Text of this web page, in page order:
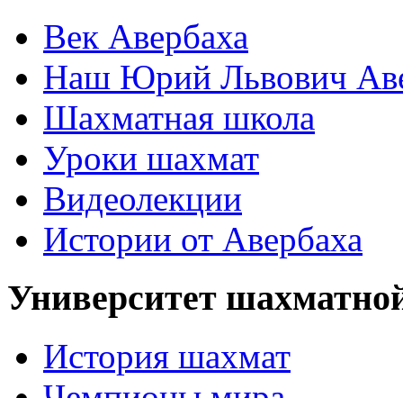
Век Авербаха
Наш Юрий Львович
Шахматная школа
Уроки шахмат
Видеолекции
Истории от Авербаха
Университет
История шахмат